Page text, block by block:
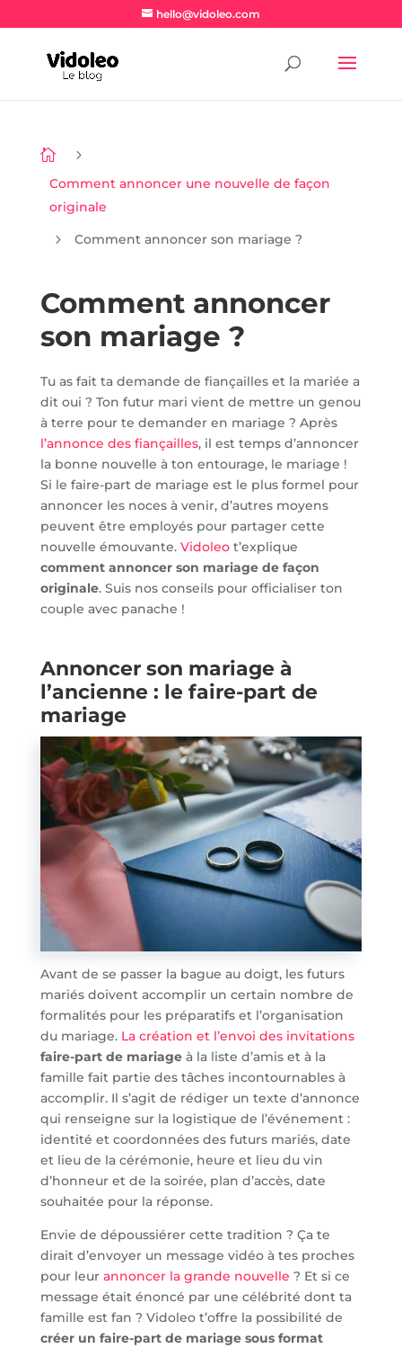
hello@vidoleo.com

5
Comment annoncer une nouvelle de façon
originale
5
Comment annoncer son mariage ?
Comment annoncer
son mariage ?
Tu as fait ta demande de fiançailles et la mariée a
dit oui ? Ton futur mari vient de mettre un genou
à terre pour te demander en mariage ? Après
l’annonce des fiançailles, il est temps d’annoncer
la bonne nouvelle à ton entourage, le mariage !
Si le faire-part de mariage est le plus formel pour
annoncer les noces à venir, d’autres moyens
peuvent être employés pour partager cette
nouvelle émouvante. Vidoleot’explique
comment annoncer son mariage de façon
originale. Suis nos conseils pour officialiser ton
couple avec panache !
Annoncer son mariage à
l’ancienne : le faire-part de
mariage
Avant de se passer la bague au doigt, les futurs
mariés doivent accomplir un certain nombre de
formalités pour les préparatifs et l’organisation
du mariage. La création et l’envoi des invitations
faire-part de mariageà la liste d’amis et à la
famille fait partie des tâches incontournables à
accomplir. Il s’agit de rédiger un texte d’annonce
qui renseigne sur la logistique de l’événement :
identité et coordonnées des futurs mariés, date
et lieu de la cérémonie, heure et lieu du vin
d’honneur et de la soirée, plan d’accès, date
souhaitée pour la réponse.
Envie de dépoussiérer cette tradition ? Ça te
dirait d’envoyer un message vidéo à tes proches
pour leur annoncer la grande nouvelle ? Et si ce
message était énoncé par une célébrité dont ta
famille est fan ? Vidoleo t’offre la possibilité de
créer un faire-part de mariage sous format